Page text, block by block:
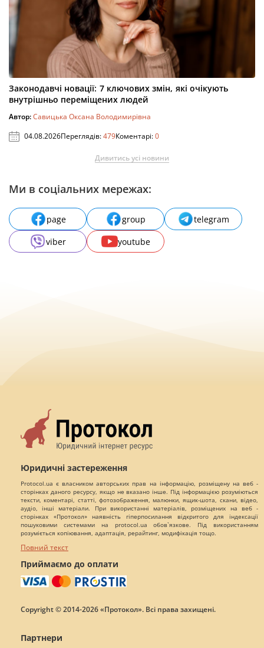
Законодавчі новації: 7 ключових змін, які очікують
внутрішньо переміщених людей
Автор:Савицька Оксана Володимирівна
04.08.2026Переглядів:479Коментарі:0
Дивитись усі новини
Ми в соціальних мережах:
page group
telegram
viber
youtube
Юридичні застереження
Protocol.ua є власником авторських прав на інформацію, розміщену на веб -
сторінках даного ресурсу, якщо не вказано інше. Під інформацією розуміються
тексти, коментарі, статті, фотозображення, малюнки, ящик-шота, скани, відео,
аудіо, інші матеріали. При використанні матеріалів, розміщених на веб -
сторінках «Протокол» наявність гіперпосилання відкритого для індексації
пошуковими системами на protocol.ua обов`язкове. Під використанням
розуміється копіювання, адаптація, рерайтинг, модифікація тощо.
Повний текст
Приймаємо до оплати
Copyright © 2014-2026 «Протокол». Всі права захищені.
Партнери